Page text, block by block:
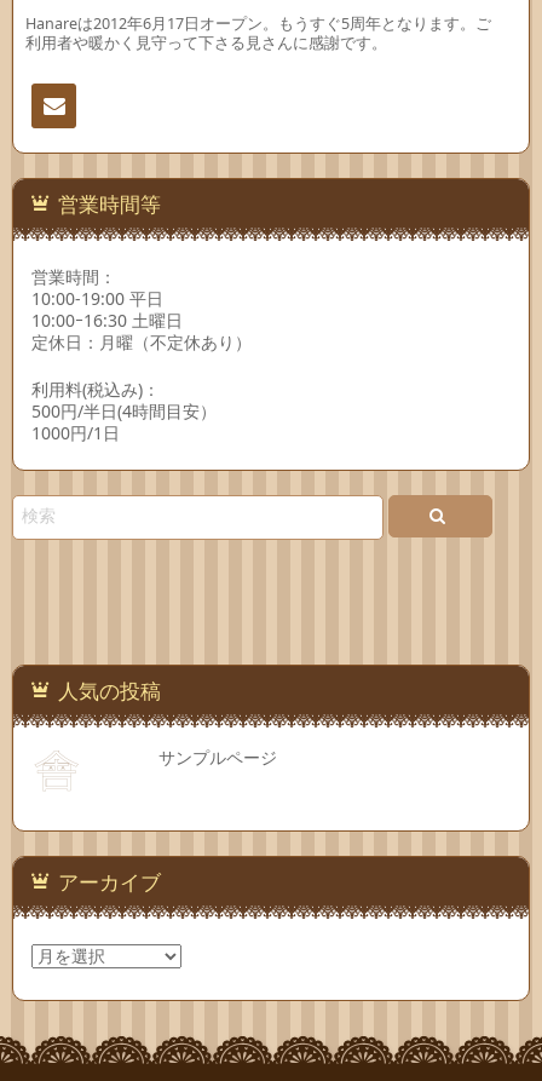
Hanareは2012年6月17日オープン。もうすぐ5周年となります。ご
利用者や暖かく見守って下さる見さんに感謝です。
連絡
先 営業時間等
営業時間：
10:00-19:00 平日
10:00ｰ16:30 土曜日
定休日：月曜（不定休あり）
利用料(税込み)：
500円/半日(4時間目安）
1000円/1日
人気の投稿
サンプルページ
アーカイブ
ア
ー
カ
ブ